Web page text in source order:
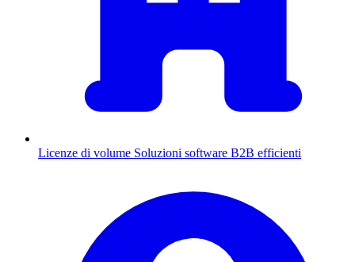
Licenze di volume Soluzioni software B2B efficienti